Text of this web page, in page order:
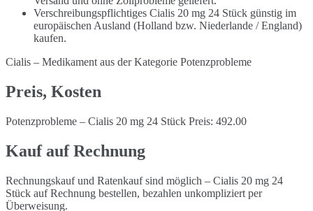
Verschreibungspflichtiges Cialis 20 mg 24 Stück günstig im
europäischen Ausland (Holland bzw. Niederlande / England)
kaufen.
Cialis – Medikament aus der Kategorie Potenzprobleme
Preis, Kosten
Potenzprobleme – Cialis 20 mg 24 Stück Preis: 492.00
Kauf auf Rechnung
Rechnungskauf und Ratenkauf sind möglich – Cialis 20 mg 24
Stück auf Rechnung bestellen, bezahlen unkompliziert per
Überweisung.